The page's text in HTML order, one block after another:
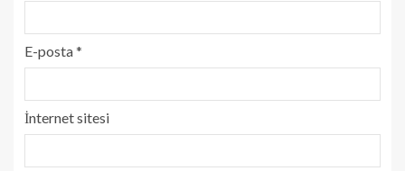
E-posta*
İnternet sitesi